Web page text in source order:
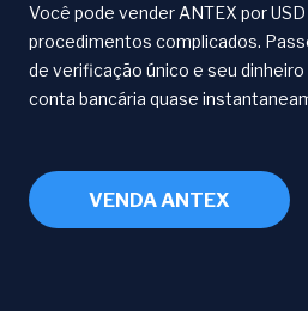
Você pode vender ANTEX por USD
procedimentos complicados.
de verificação único e seu
conta bancária quase
VENDA ANTEX